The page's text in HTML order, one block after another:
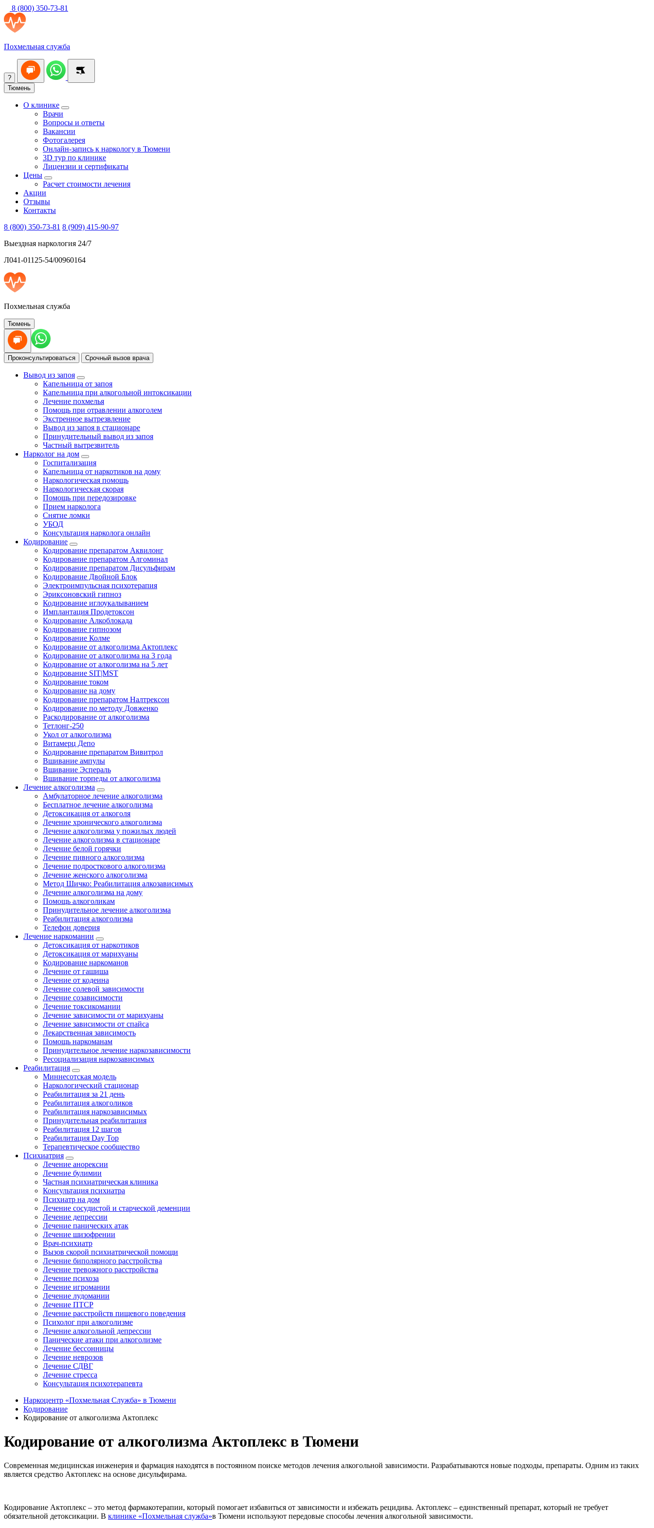
8 (800) 350-73-81
Похмельная служба
?
Тюмень
О клинике
Врачи
Вопросы и ответы
Вакансии
Фотогалерея
Онлайн-запись к наркологу в Тюмени
3D тур по клинике
Лицензии и сертификаты
Цены
Расчет стоимости лечения
Акции
Отзывы
Контакты
8 (800) 350-73-81 8 (909) 415-90-97
Выездная наркология 24/7
Л041-01125-54/00960164
Похмельная служба
Тюмень
Проконсультироваться Срочный вызов врача
Вывод из запоя
Капельница от запоя
Капельница при алкогольной интоксикации
Лечение похмелья
Помощь при отравлении алкоголем
Экстренное вытрезвление
Вывод из запоя в стационаре
Принудительный вывод из запоя
Частный вытрезвитель
Нарколог на дом
Госпитализация
Капельница от наркотиков на дому
Наркологическая помощь
Наркологическая скорая
Помощь при передозировке
Прием нарколога
Снятие ломки
УБОД
Консультация нарколога онлайн
Кодирование
Кодирование препаратом Аквилонг
Кодирование препаратом Алгоминал
Кодирование препаратом Дисульфирам
Кодирование Двойной Блок
Электроимпульсная психотерапия
Эриксоновский гипноз
Кодирование иглоукалыванием
Имплантация Продетоксон
Кодирование Алкоблокада
Кодирование гипнозом
Кодирование Колме
Кодирование от алкоголизма Актоплекс
Кодирование от алкоголизма на 3 года
Кодирование от алкоголизма на 5 лет
Кодирование SIT|MST
Кодирование током
Кодирование на дому
Кодирование препаратом Налтрексон
Кодирование по методу Довженко
Раскодирование от алкоголизма
Тетлонг-250
Укол от алкоголизма
Витамерц Депо
Кодирование препаратом Вивитрол
Вшивание ампулы
Вшивание Эспераль
Вшивание торпеды от алкоголизма
Лечение алкоголизма
Амбулаторное лечение алкоголизма
Бесплатное лечение алкоголизма
Детоксикация от алкоголя
Лечение хронического алкоголизма
Лечение алкоголизма у пожилых людей
Лечение алкоголизма в стационаре
Лечение белой горячки
Лечение пивного алкоголизма
Лечение подросткового алкоголизма
Лечение женского алкоголизма
Метод Шичко: Реабилитация алкозависимых
Лечение алкоголизма на дому
Помощь алкоголикам
Принудительное лечение алкоголизма
Реабилитация алкоголизма
Телефон доверия
Лечение наркомании
Детоксикация от наркотиков
Детоксикация от марихуаны
Кодирование наркоманов
Лечение от гашиша
Лечение от кодеина
Лечение солевой зависимости
Лечение созависимости
Лечение токсикомании
Лечение зависимости от марихуаны
Лечение зависимости от спайса
Лекарственная зависимость
Помощь наркоманам
Принудительное лечение наркозависимости
Ресоциализация наркозависимых
Реабилитация
Миннесотская модель
Наркологический стационар
Реабилитация за 21 день
Реабилитация алкоголиков
Реабилитация наркозависимых
Принудительная реабилитация
Реабилитация 12 шагов
Реабилитация Day Top
Терапевтическое сообщество
Психиатрия
Лечение анорексии
Лечение булимии
Частная психиатрическая клиника
Консультация психиатра
Психиатр на дом
Лечение сосудистой и старческой деменции
Лечение депрессии
Лечение панических атак
Лечение шизофрении
Врач-психиатр
Вызов скорой психиатрической помощи
Лечение биполярного расстройства
Лечение тревожного расстройства
Лечение психоза
Лечение игромании
Лечение лудомании
Лечение ПТСР
Лечение расстройств пищевого поведения
Психолог при алкоголизме
Лечение алкогольной депрессии
Панические атаки при алкоголизме
Лечение бессонницы
Лечение неврозов
Лечение СДВГ
Лечение стресса
Консультация психотерапевта
Наркоцентр «Похмельная Служба» в Тюмени
Кодирование
Кодирование от алкоголизма Актоплекс
Кодирование от алкоголизма Актоплекс в Тюмени
Современная медицинская инженерия и фармация находятся в постоянном поиске методов лечения алкогольной зависимости. Разрабатываются новые подходы, препараты. Одним из таких
является средство Актоплекс на основе дисульфирама.
Кодирование Актоплекс – это метод фармакотерапии, который помогает избавиться от зависимости и избежать рецидива. Актоплекс – единственный препарат, который не требует
обязательной детоксикации. В клинике «Похмельная служба»в Тюмени используют передовые способы лечения алкогольной зависимости.